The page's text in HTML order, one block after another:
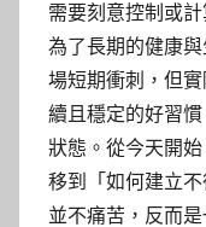
需要刻意控制或
為了長期的健康
場短期衝刺，但
續且穩定的好習
狀態。從今天開
移到「如何建立
並不痛苦，反而是